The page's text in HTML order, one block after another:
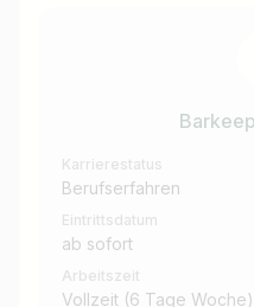
Karrierestatus
Berufserfahren
Eintrittsdatum
ab sofort
Arbeitszeit
Vollzeit (6 Tage Woche)